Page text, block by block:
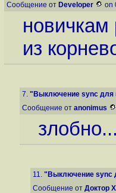
Сообщение от Developer on
новичкам
из
7. "Выключение sync для
Сообщение от anonimus
11. "Выключение sync
Сообщение от Доктор